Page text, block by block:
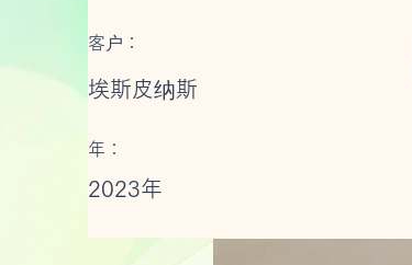
客户：
埃斯皮纳斯
年：
2023年